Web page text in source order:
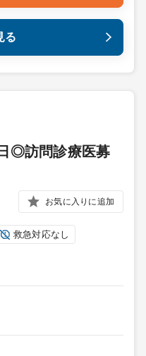
る
◎訪問診療医募
お気に入りに追加
救急対応なし